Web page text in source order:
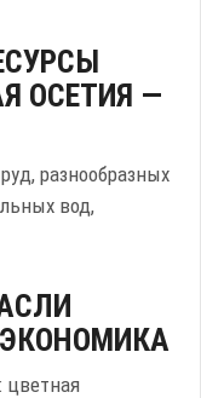
ОСЕТИЯ —
разнообразных
вод,
цветная